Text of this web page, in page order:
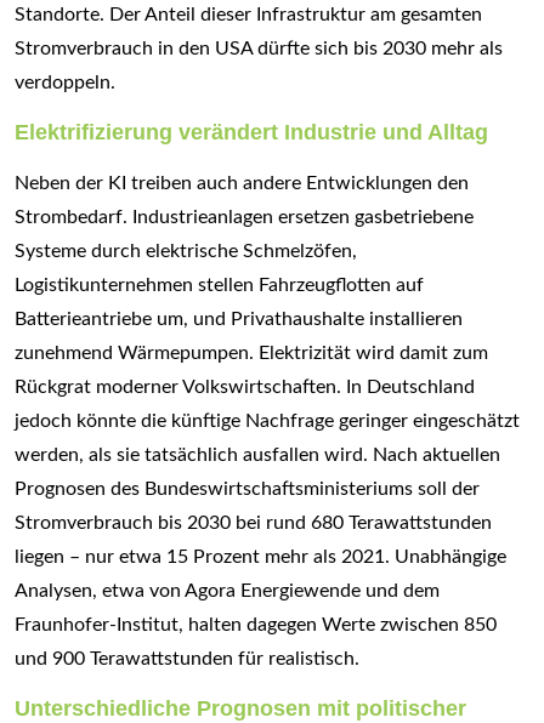
Standorte. Der Anteil dieser Infrastruktur am gesamten
Stromverbrauch in den USA dürfte sich bis 2030 mehr als
verdoppeln.
Elektrifizierung verändert Industrie und Alltag
Neben der KI treiben auch andere Entwicklungen den
Strombedarf. Industrieanlagen ersetzen gasbetriebene
Systeme durch elektrische Schmelzöfen,
Logistikunternehmen stellen Fahrzeugflotten auf
Batterieantriebe um, und Privathaushalte installieren
zunehmend Wärmepumpen. Elektrizität wird damit zum
Rückgrat moderner Volkswirtschaften. In Deutschland
jedoch könnte die künftige Nachfrage geringer eingeschätzt
werden, als sie tatsächlich ausfallen wird. Nach aktuellen
Prognosen des Bundeswirtschaftsministeriums soll der
Stromverbrauch bis 2030 bei rund 680 Terawattstunden
liegen – nur etwa 15 Prozent mehr als 2021. Unabhängige
Analysen, etwa von Agora Energiewende und dem
Fraunhofer-Institut, halten dagegen Werte zwischen 850
und 900 Terawattstunden für realistisch.
Unterschiedliche Prognosen mit politischer